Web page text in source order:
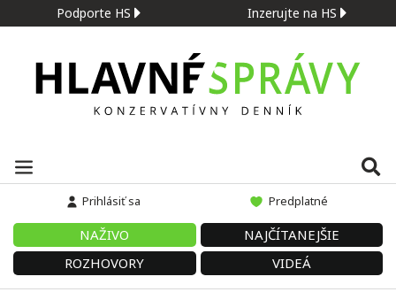
Podporte HS Inzerujte na HS
Prihlásiť sa Predplatné
NAŽIVO
NAJČÍTANEJŠIE
ROZHOVORY
VIDEÁ